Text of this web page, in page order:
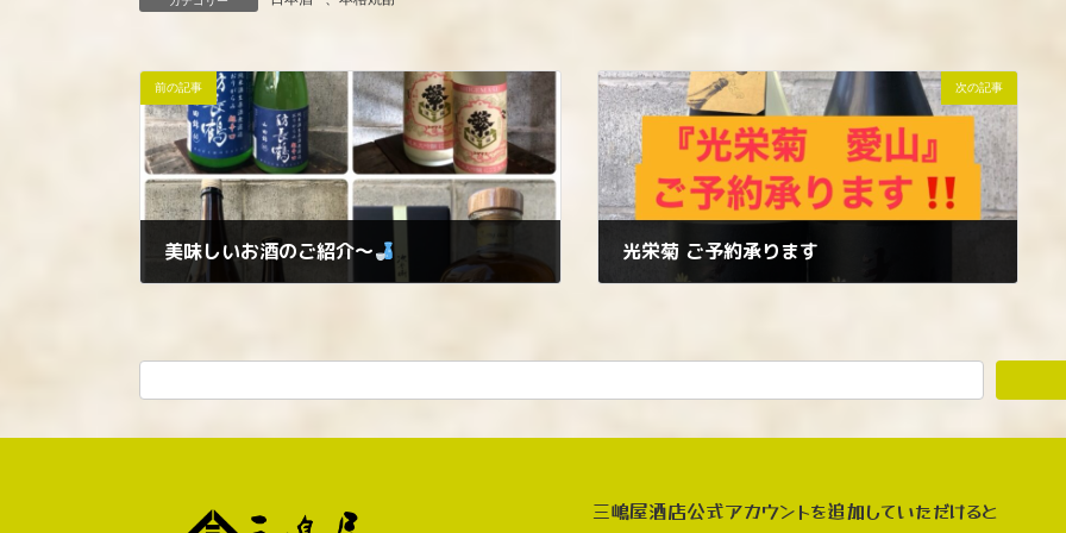
前の記事
美味しいお酒のご紹介〜
次の記事
光栄菊 ご予約承ります
三嶋屋酒店公式アカウントを追加していただけると